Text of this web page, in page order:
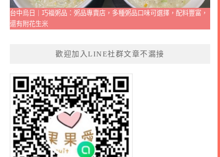
台中烏日｜巧福粥品：粥品專賣店，多種粥品口味可選擇，配料豐富，
還有附花生米
歡迎加入LINE社群文章不漏接